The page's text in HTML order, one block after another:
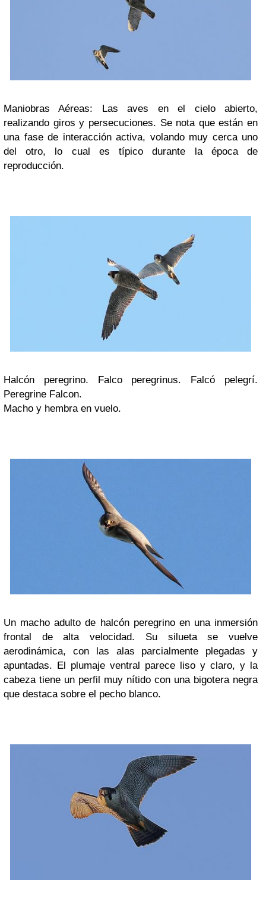
Maniobras Aéreas: Las aves en el cielo abierto,
realizando giros y persecuciones. Se nota que están en
una fase de interacción activa, volando muy cerca uno
del otro, lo cual es típico durante la época de
reproducción.
Halcón peregrino. Falco peregrinus. Falcó pelegrí.
Peregrine Falcon.
Macho y hembra en vuelo.
Un macho adulto de halcón peregrino en una inmersión
frontal de alta velocidad. Su silueta se vuelve
aerodinámica, con las alas parcialmente plegadas y
apuntadas. El plumaje ventral parece liso y claro, y la
cabeza tiene un perfil muy nítido con una bigotera negra
que destaca sobre el pecho blanco.